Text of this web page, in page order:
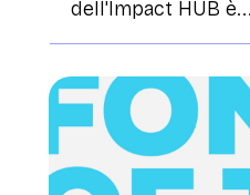
dell'Impact HUB è...